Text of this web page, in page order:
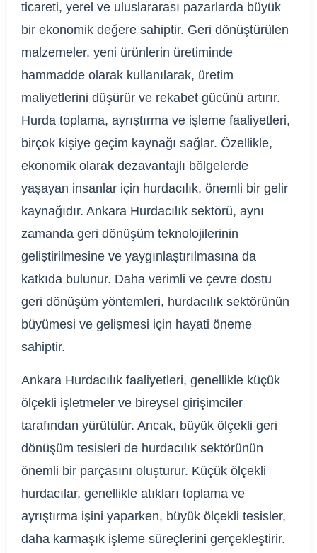
ticareti, yerel ve uluslararası pazarlarda büyük
bir ekonomik değere sahiptir. Geri dönüştürülen
malzemeler, yeni ürünlerin üretiminde
hammadde olarak kullanılarak, üretim
maliyetlerini düşürür ve rekabet gücünü artırır.
Hurda toplama, ayrıştırma ve işleme faaliyetleri,
birçok kişiye geçim kaynağı sağlar. Özellikle,
ekonomik olarak dezavantajlı bölgelerde
yaşayan insanlar için hurdacılık, önemli bir gelir
kaynağıdır. Ankara Hurdacılık sektörü, aynı
zamanda geri dönüşüm teknolojilerinin
geliştirilmesine ve yaygınlaştırılmasına da
katkıda bulunur. Daha verimli ve çevre dostu
geri dönüşüm yöntemleri, hurdacılık sektörünün
büyümesi ve gelişmesi için hayati öneme
sahiptir.
Ankara Hurdacılık faaliyetleri, genellikle küçük
ölçekli işletmeler ve bireysel girişimciler
tarafından yürütülür. Ancak, büyük ölçekli geri
dönüşüm tesisleri de hurdacılık sektörünün
önemli bir parçasını oluşturur. Küçük ölçekli
hurdacılar, genellikle atıkları toplama ve
ayrıştırma işini yaparken, büyük ölçekli tesisler,
daha karmaşık işleme süreçlerini gerçekleştirir.